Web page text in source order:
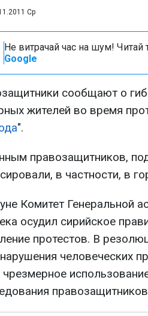
Ср
Не витрачай час на шум! Читай
Google
сообщают о
жителей во время
".
правозащитников,
в частности, в
Комитет Генеральной
осудил сирийское
протестов. В
человеческих
чрезмерное